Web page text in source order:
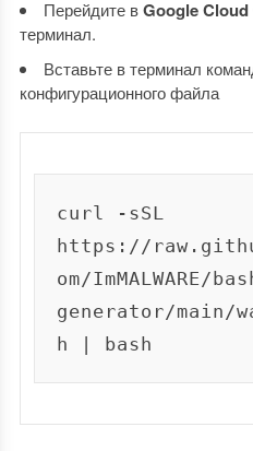
Перейдите вGoogle
терминал.
Вставьте в терминал
конфигурационного файла
curl -sSL
https://
om/ImMALWARE/
generator/main/